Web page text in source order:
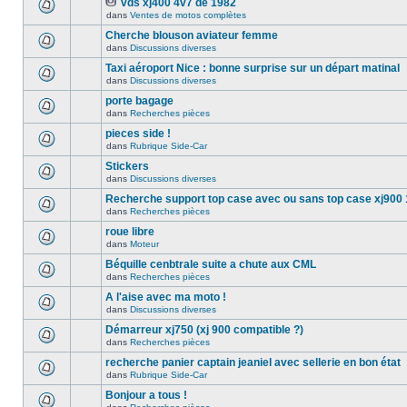
vds xj400 4v7 de 1982
dans Ventes de motos complètes
Cherche blouson aviateur femme
dans Discussions diverses
Taxi aéroport Nice : bonne surprise sur un départ matinal
dans Discussions diverses
porte bagage
dans Recherches pièces
pieces side !
dans Rubrique Side-Car
Stickers
dans Discussions diverses
Recherche support top case avec ou sans top case xj900
dans Recherches pièces
roue libre
dans Moteur
Béquille cenbtrale suite a chute aux CML
dans Recherches pièces
A l'aise avec ma moto !
dans Discussions diverses
Démarreur xj750 (xj 900 compatible ?)
dans Recherches pièces
recherche panier captain jeaniel avec sellerie en bon état
dans Rubrique Side-Car
Bonjour a tous !